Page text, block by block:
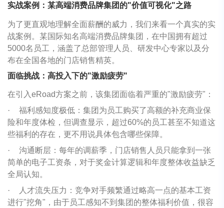
实战案例：某高端消费品牌集团的"价值可视化"之路
为了更直观地理解全面薪酬的威力，我们来看一个真实的实
战案例。某国际知名高端消费品牌集团，在中国拥有超过
5000名员工，涵盖了总部管理人员、研发中心专家以及分
布在全国各地的门店销售精英。
面临挑战：高投入下的"激励疲劳"
在引入eRoad方案之前，该集团面临着严重的"激励疲劳"：
·
福利感知度极低：集团为员工购买了高额的补充商业保
险和年度体检，但调查显示，超过60%的员工甚至不知道这
些福利的存在，更不用说具体包含哪些保障。
·
沟通断层：每年的调薪季，门店销售人员只能拿到一张
简单的电子工资条，对于奖金计算逻辑和年度整体收益缺乏
全局认知。
·
人才流失压力：竞争对手频繁通过略高一点的基本工资
进行"挖角"，由于员工感知不到集团的整体福利价值，很容